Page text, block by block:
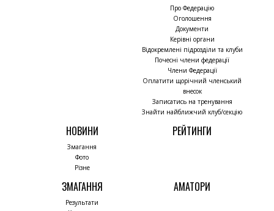
Про Федерацію
Оголошення
Документи
Керівні органи
Відокремлені підрозділи та клуби
Почесні члени федерації
Члени Федерації
Оплатити щорічний членський
внесок
Записатись на тренування
Знайти найближчий клуб/секцію
НОВИНИ
Змагання
Фото
Різне
РЕЙТИНГИ
ЗМАГАННЯ
Результати
АМАТОРИ